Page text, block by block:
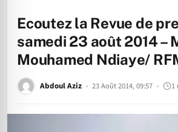
Ecoutez la Revue de
samedi 23 août 2014 –
Mouhamed Ndiaye/
Abdoul Aziz 23 Août 2014, 09:57 1